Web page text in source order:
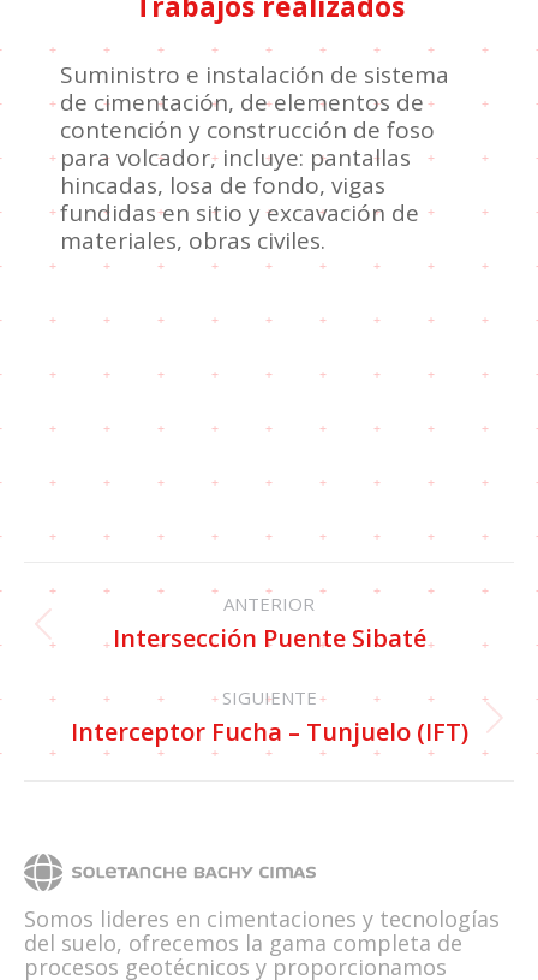
Suministro e instalación de sistema
de cimentación, de elementos de
contención y construcción de foso
para volcador, incluye: pantallas
hincadas, losa de fondo, vigas
fundidas en sitio y excavación de
materiales, obras civiles.
ANTERIOR
Intersección Puente Sibaté
SIGUIENTE
Interceptor Fucha – Tunjuelo (IFT)
Somos lideres en cimentaciones y tecnologías
del suelo, ofrecemos la gama completa de
procesos geotécnicos y proporcionamos